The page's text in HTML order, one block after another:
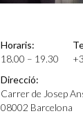
Horaris:
18.00 – 19.30
Direcció:
Carrer de Josep
08002 Barcelona